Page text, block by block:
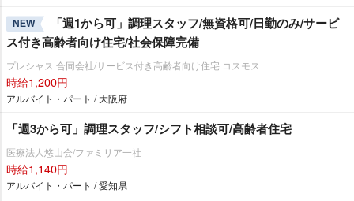
NEW
「週1から可」調理スタッフ/無資格可/日勤のみ/サービ
ス付き高齢者向け住宅/社会保障完備
プレシャス 合同会社/サービス付き高齢者向け住宅 コスモス
時給1,200円
アルバイト・パート / 大阪府
「週3から可」調理スタッフ/シフト相談可/高齢者住宅
医療法人悠山会/ファミリア一社
時給1,140円
アルバイト・パート / 愛知県